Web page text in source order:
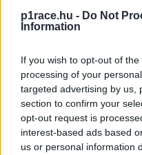
p1race.hu - Do Not
Information
If you wish to opt-out of
processing of your
targeted advertising by us,
section to confirm your
opt-out request is
interest-based ads based
us or personal information
neki is le kell töltenie a
Katalán Nagydíj rajtja